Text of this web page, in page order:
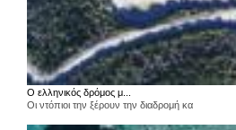
Ο ελληνικός δρόμος μ...
Οι ντόπιοι την ξέρουν την διαδρομή κα